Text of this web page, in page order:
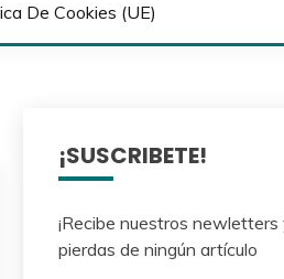
De Cookies (UE)
¡SUSCRIBETE!
¡Recibe nuestros
pierdas de ningún artículo